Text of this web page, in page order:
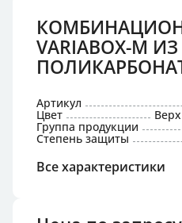
VARIABOX-M ИЗ
Артикул
Цвет
Группа продукции
Степень защиты
Все характеристики